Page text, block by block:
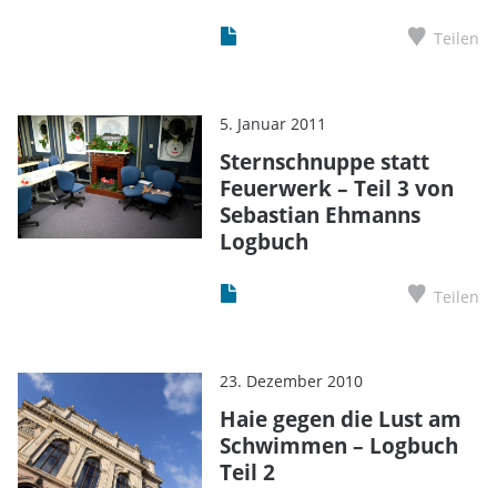
Teilen
5. Januar 2011
Sternschnuppe statt
Feuerwerk – Teil 3 von
Sebastian Ehmanns
Logbuch
Teilen
23. Dezember 2010
Haie gegen die Lust am
Schwimmen – Logbuch
Teil 2